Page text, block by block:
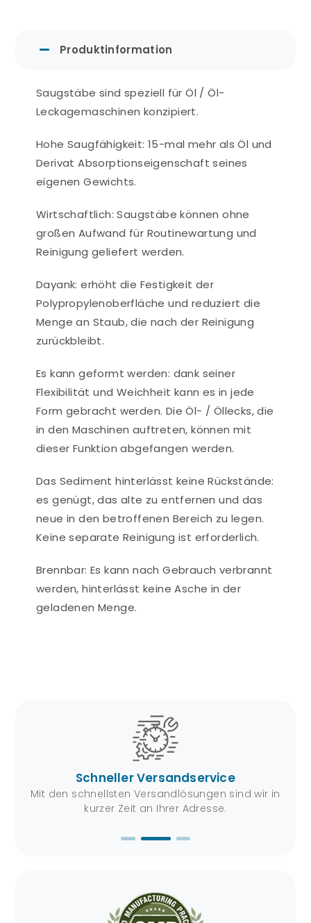
Produktinformation
Saugstäbe sind speziell für Öl / Öl-
Leckagemaschinen konzipiert.
Hohe Saugfähigkeit: 15-mal mehr als Öl und
Derivat Absorptionseigenschaft seines
eigenen Gewichts.
Wirtschaftlich: Saugstäbe können ohne
großen Aufwand für Routinewartung und
Reinigung geliefert werden.
Dayank: erhöht die Festigkeit der
Polypropylenoberfläche und reduziert die
Menge an Staub, die nach der Reinigung
zurückbleibt.
Es kann geformt werden: dank seiner
Flexibilität und Weichheit kann es in jede
Form gebracht werden. Die Öl- / Öllecks, die
in den Maschinen auftreten, können mit
dieser Funktion abgefangen werden.
Das Sediment hinterlässt keine Rückstände:
es genügt, das alte zu entfernen und das
neue in den betroffenen Bereich zu legen.
Keine separate Reinigung ist erforderlich.
Brennbar: Es kann nach Gebrauch verbrannt
werden, hinterlässt keine Asche in der
geladenen Menge.
Schneller Versandservice
Mit den schnellsten Versandlösungen sind wir in
kurzer Zeit an Ihrer Adresse.